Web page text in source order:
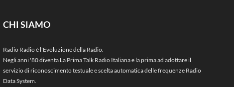
CHI SIAMO
Radio Radio è l'Evoluzione della Radio.
Negli anni '80 diventa La Prima Talk Radio Italiana e la prima ad adottare il
servizio di riconoscimento testuale e scelta automatica delle frequenze Radio
Data System.